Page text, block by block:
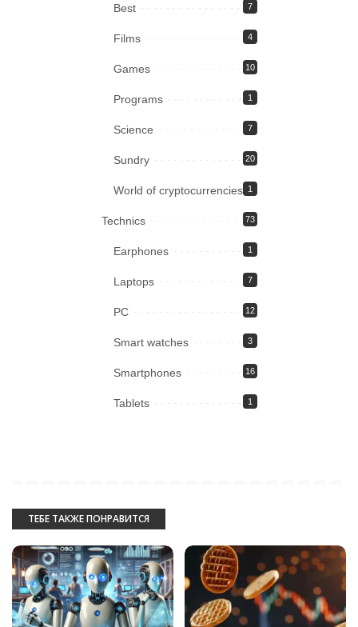
Best 7
Films 4
Games 10
Programs 1
Science 7
Sundry 20
World of cryptocurrencies 1
Technics 73
Earphones 1
Laptops 7
PC 12
Smart watches 3
Smartphones 16
Tablets 1
ТЕБЕ ТАКЖЕ ПОНРАВИТСЯ